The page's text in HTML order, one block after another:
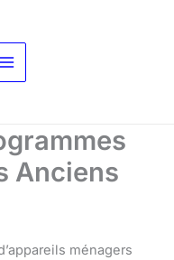
Anciens
ménagers